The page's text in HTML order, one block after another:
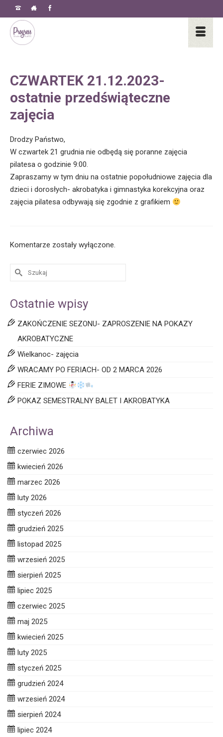
CZWARTEK 21.12.2023-
ostatnie przedświąteczne
zajęcia
Drodzy Państwo,
W czwartek 21 grudnia nie odbędą się poranne zajęcia
pilatesa o godzinie 9:00.
Zapraszamy w tym dniu na ostatnie popołudniowe zajęcia dla
dzieci i dorosłych- akrobatyka i gimnastyka korekcyjna oraz
zajęcia pilatesa odbywają się zgodnie z grafikiem
Komentarze zostały wyłączone.
Ostatnie wpisy
ZAKOŃCZENIE SEZONU- ZAPROSZENIE NA POKAZY
AKROBATYCZNE
Wielkanoc- zajęcia
WRACAMY PO FERIACH- OD 2 MARCA 2026
FERIE ZIMOWE
POKAZ SEMESTRALNY BALET I AKROBATYKA
Archiwa
czerwiec 2026
kwiecień 2026
marzec 2026
luty 2026
styczeń 2026
grudzień 2025
listopad 2025
wrzesień 2025
sierpień 2025
lipiec 2025
czerwiec 2025
maj 2025
kwiecień 2025
luty 2025
styczeń 2025
grudzień 2024
wrzesień 2024
sierpień 2024
lipiec 2024